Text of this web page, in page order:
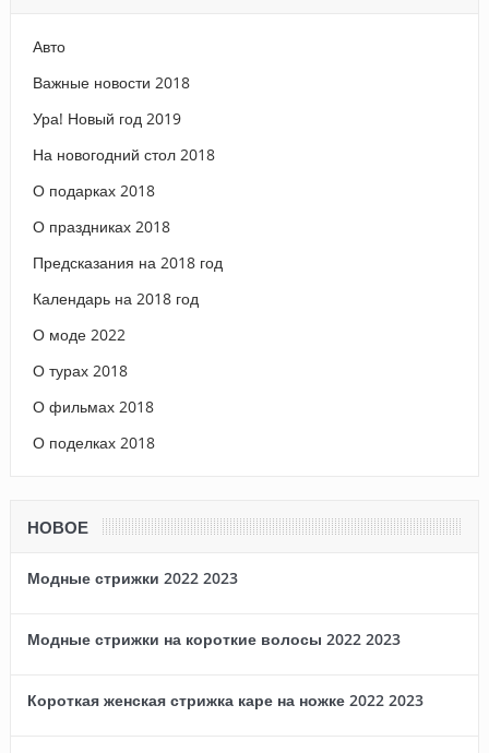
Авто
Важные новости 2018
Ура! Новый год 2019
На новогодний стол 2018
О подарках 2018
О праздниках 2018
Предсказания на 2018 год
Календарь на 2018 год
О моде 2022
О турах 2018
О фильмах 2018
О поделках 2018
НОВОЕ
Модные стрижки 2022 2023
Модные стрижки на короткие волосы 2022 2023
Короткая женская стрижка каре на ножке 2022 2023